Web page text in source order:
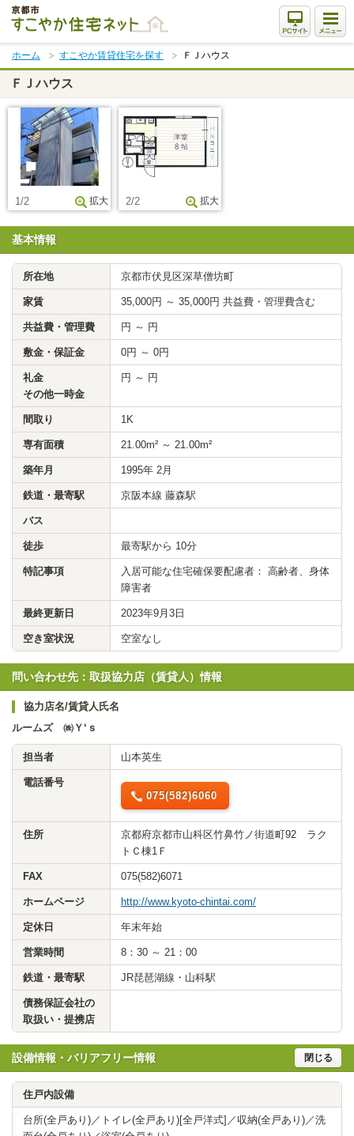
本
文
ま
で
ス
キ
ホーム すこやか賃貸住宅を探す ＦＪハウス
ＦＪハウス
1/2 拡大 2/2 拡大
基本情報
所在地 京都市伏見区深草僧坊町
家賃 35,000円 ～ 35,000円 共益費・管理費含む
共益費・管理費 円 ～ 円
敷金・保証金 0円 ～ 0円
礼金
その他一時金
円 ～ 円
間取り 1K
専有面積 21.00m² ～ 21.00m²
築年月 1995年 2月
鉄道・最寄駅 京阪本線 藤森駅
バス
徒歩 最寄駅から 10分
特記事項
入居可能な住宅確保要配慮者： 高齢者、身体
障害者
最終更新日 2023年9月3日
空き室状況 空室なし
問い合わせ先：取扱協力店（賃貸人）情報
協力店名/賃貸人氏名
ルームズ ㈱Ｙ‘ｓ
担当者 山本英生
電話番号
075(582)6060
住所
京都府京都市山科区竹鼻竹ノ街道町92 ラク
トＣ棟1Ｆ
FAX 075(582)6071
ホームページ http://www.kyoto-chintai.com/
定休日 年末年始
営業時間 8：30 ～ 21：00
鉄道・最寄駅 JR琵琶湖線・山科駅
債務保証会社の
取扱い・提携店
設備情報・バリアフリー情報 閉じる
住戸内設備
台所(全戸あり)／トイレ(全戸あり)[全戸洋式]／収納(全戸あり)／洗